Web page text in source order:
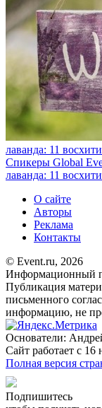
лаванда: 11
Спикеры Global
лаванда: 11
О сайте
Авторы
Реклама
Контакты
© Event.ru, 2026
Информационный
Публикация
письменного
информацию, не
Основатели:
Сайт работает с 16
Полная версия
Подпишитесь